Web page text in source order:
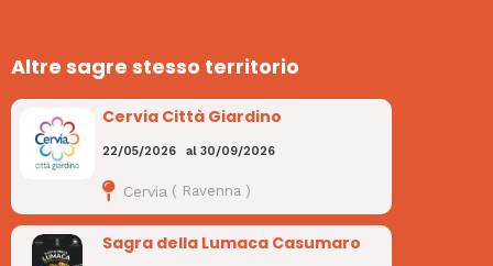
Altre sagre stesso territorio
Cervia Città Giardino
22/05/2026 al 30/09/2026
Cervia ( Ravenna)
Sagra della Lumaca Casumaro